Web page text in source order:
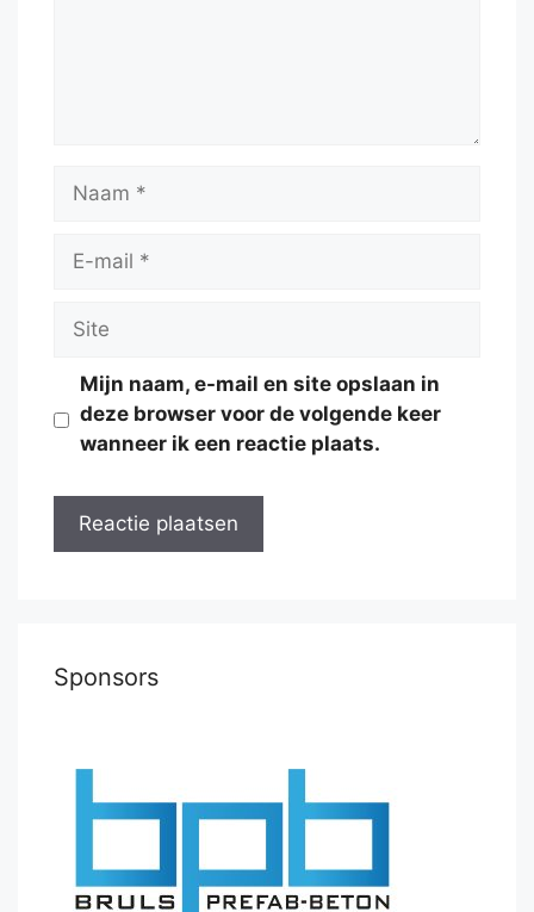
Naam
Site
Mijn naam, e-mail en site opslaan in
deze browser voor de volgende keer
wanneer ik een reactie plaats.
Sponsors